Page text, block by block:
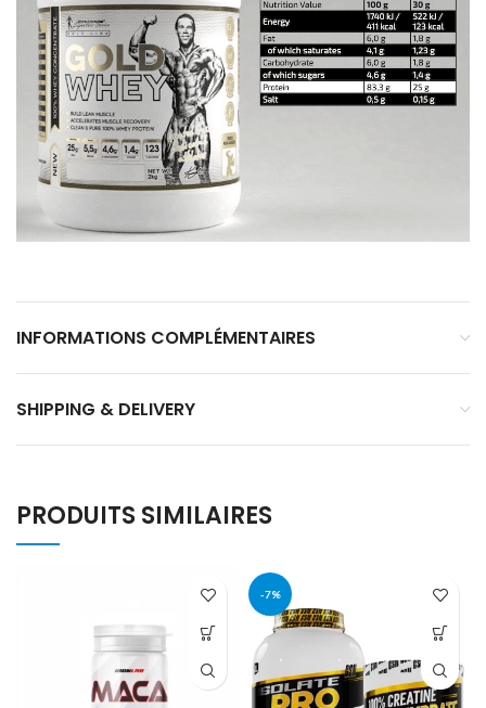
INFORMATIONS COMPLÉMENTAIRES
SHIPPING & DELIVERY
PRODUITS SIMILAIRES
-7%